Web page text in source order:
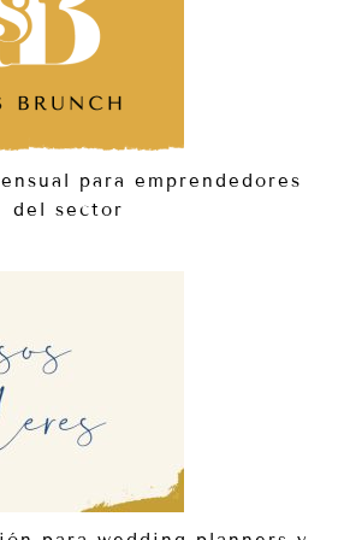
para emprendedores
del sector